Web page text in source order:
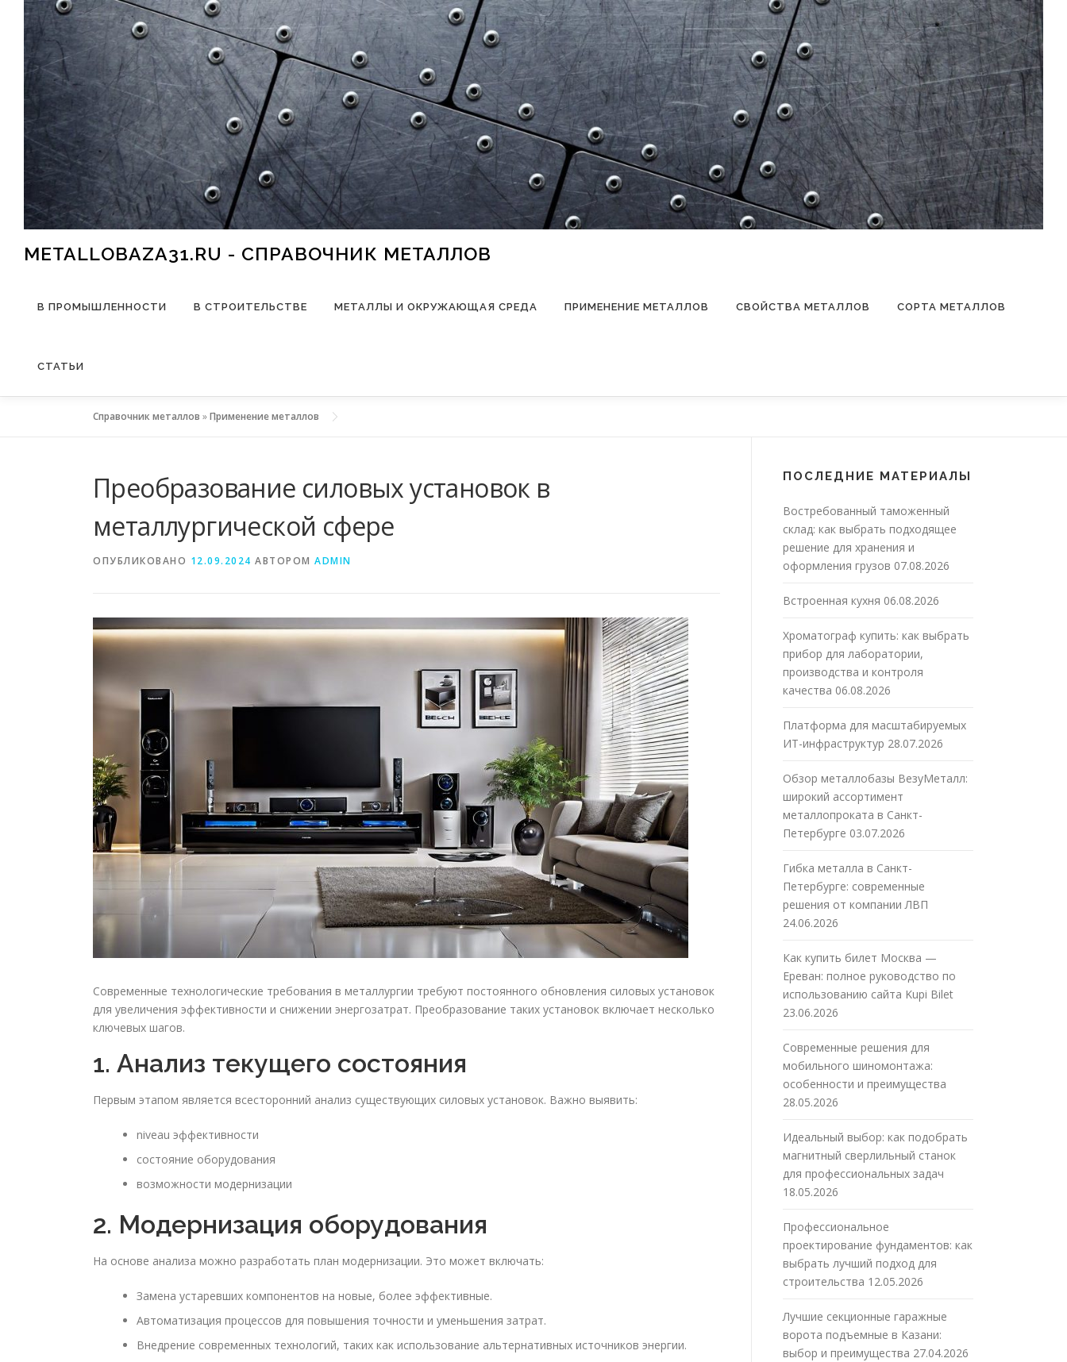
Перейти к содержимому
METALLOBAZA31.RU - СПРАВОЧНИК МЕТАЛЛОВ
В ПРОМЫШЛЕННОСТИ В СТРОИТЕЛЬСТВЕ МЕТАЛЛЫ И ОКРУЖАЮЩАЯ СРЕДА ПРИМЕНЕНИЕ МЕТАЛЛОВ СВОЙСТВА МЕТАЛЛОВ СОРТА МЕТАЛЛОВ
СТАТЬИ
Справочник металлов »Применение металлов
Преобразование силовых установок в
металлургической сфере
ОПУБЛИКОВАНО 12.09.2024 АВТОРОМ ADMIN
Современные технологические требования в металлургии требуют постоянного обновления силовых установок
для увеличения эффективности и снижении энергозатрат. Преобразование таких установок включает несколько
ключевых шагов.
1. Анализ текущего состояния
Первым этапом является всесторонний анализ существующих силовых установок. Важно выявить:
niveau эффективности
состояние оборудования
возможности модернизации
2. Модернизация оборудования
На основе анализа можно разработать план модернизации. Это может включать:
Замена устаревших компонентов на новые, более эффективные.
Автоматизация процессов для повышения точности и уменьшения затрат.
Внедрение современных технологий, таких как использование альтернативных источников энергии.
ПОСЛЕДНИЕ МАТЕРИАЛЫ
Востребованный таможенный
склад: как выбрать подходящее
решение для хранения и
оформления грузов 07.08.2026
Встроенная кухня 06.08.2026
Хроматограф купить: как выбрать
прибор для лаборатории,
производства и контроля
качества 06.08.2026
Платформа для масштабируемых
ИТ-инфраструктур 28.07.2026
Обзор металлобазы ВезуМеталл:
широкий ассортимент
металлопроката в Санкт-
Петербурге 03.07.2026
Гибка металла в Санкт-
Петербурге: современные
решения от компании ЛВП
24.06.2026
Как купить билет Москва —
Ереван: полное руководство по
использованию сайта Kupi Bilet
23.06.2026
Современные решения для
мобильного шиномонтажа:
особенности и преимущества
28.05.2026
Идеальный выбор: как подобрать
магнитный сверлильный станок
для профессиональных задач
18.05.2026
Профессиональное
проектирование фундаментов: как
выбрать лучший подход для
строительства 12.05.2026
Лучшие секционные гаражные
ворота подъемные в Казани:
выбор и преимущества 27.04.2026